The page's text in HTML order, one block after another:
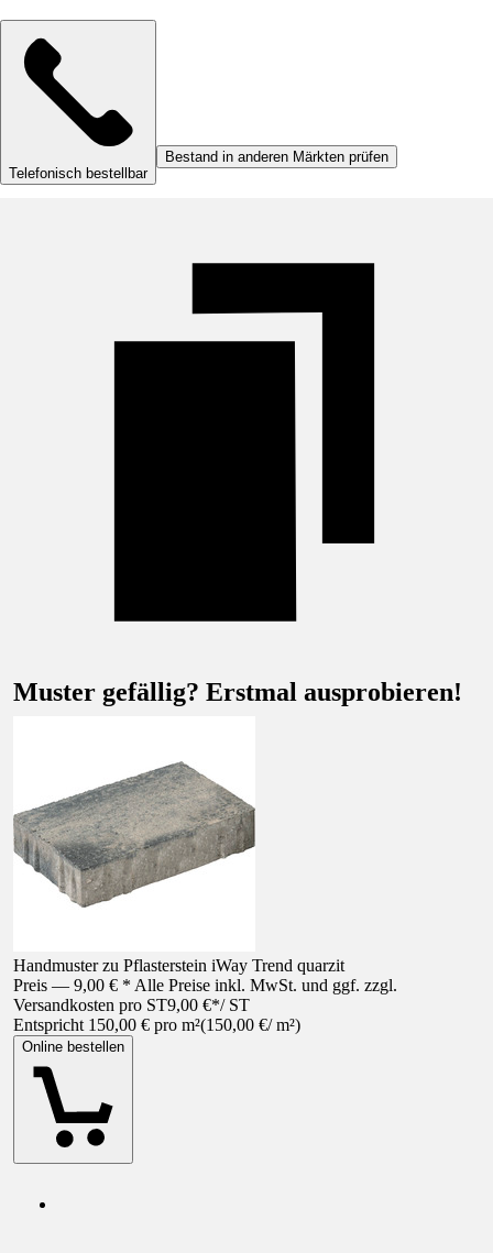
Telefonisch bestellbar
Bestand in anderen Märkten prüfen
Muster gefällig? Erstmal ausprobieren!
Handmuster zu Pflasterstein iWay Trend quarzit
Preis — 9,00 € * Alle Preise inkl. MwSt. und ggf. zzgl.
Versandkosten pro ST9,00 €*/ ST
Entspricht 150,00 € pro m²(150,00 €/ m²)
Online bestellen